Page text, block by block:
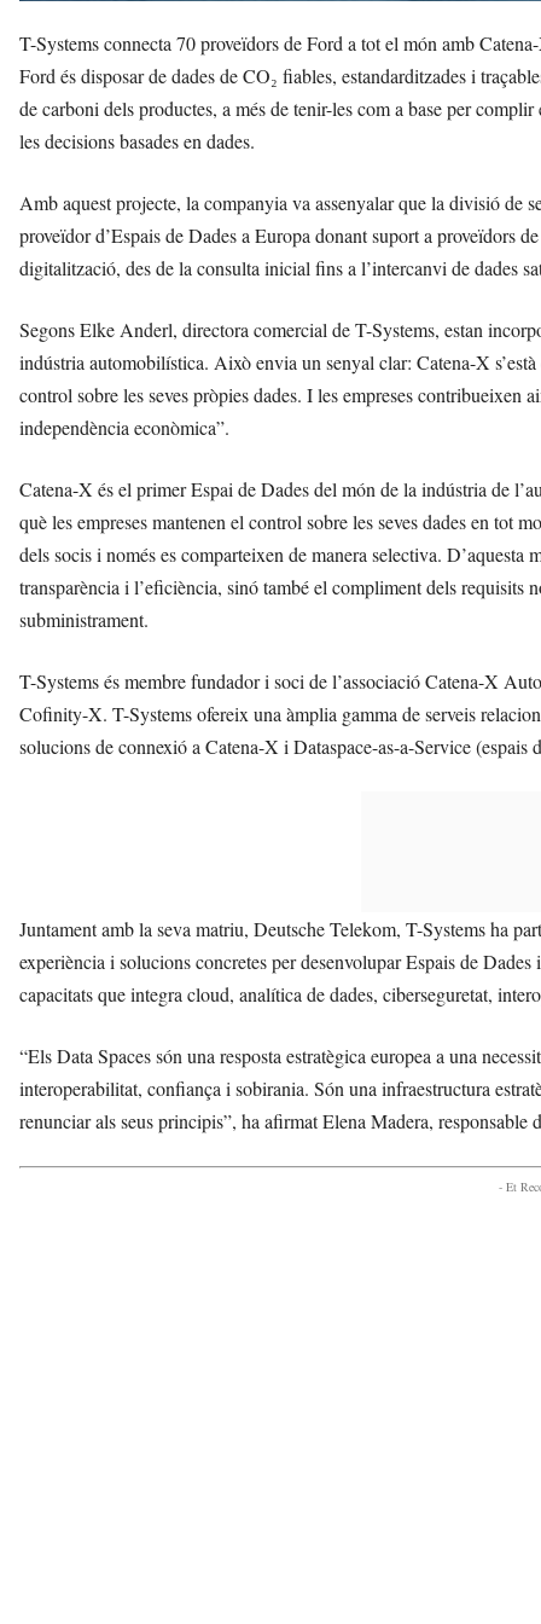
T-Systems connecta 70 proveïdors de Ford a tot el món amb
Ford és disposar de dades de CO₂ fiables, estandarditzades i
de carboni dels productes, a més de tenir-les com a base per
les decisions basades en dades.
Amb aquest projecte, la companyia va assenyalar que la divisió de
proveïdor d’Espais de Dades a Europa donant suport a proveïdors
digitalització, des de la consulta inicial fins a l’intercanvi de dades
Segons Elke Anderl, directora comercial de T-Systems, estan
indústria automobilística. Això envia un senyal clar: Catena-X
control sobre les seves pròpies dades. I les empreses contribueixen
independència econòmica”.
Catena-X és el primer Espai de Dades del món de la indústria de
què les empreses mantenen el control sobre les seves dades en tot
dels socis i només es comparteixen de manera selectiva.
transparència i l’eficiència, sinó també el compliment dels requisits
subministrament.
T-Systems és membre fundador i soci de l’associació Catena-X
Cofinity-X. T-Systems ofereix una àmplia gamma de serveis
solucions de connexió a Catena-X i Dataspace-as-a-Service (espais
Juntament amb la seva matriu, Deutsche Telekom, T-Systems ha
experiència i solucions concretes per desenvolupar Espais de
capacitats que integra cloud, analítica de dades, ciberseguretat,
“Els Data Spaces són una resposta estratègica europea a una
interoperabilitat, confiança i sobirania. Són una infraestructura
renunciar als seus principis”, ha afirmat Elena Madera,
- Et